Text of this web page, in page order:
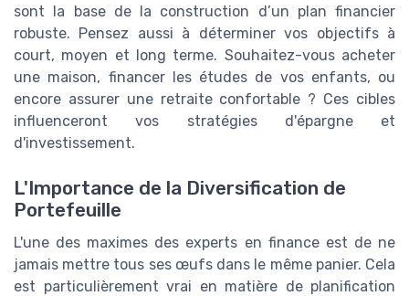
sont la base de la construction d’un plan financier
robuste. Pensez aussi à déterminer vos objectifs à
court, moyen et long terme. Souhaitez-vous acheter
une maison, financer les études de vos enfants, ou
encore assurer une retraite confortable ? Ces cibles
influenceront vos stratégies d'épargne et
d'investissement.
L'Importance de la Diversification de
Portefeuille
L'une des maximes des experts en finance est de ne
jamais mettre tous ses œufs dans le même panier. Cela
est particulièrement vrai en matière de planification